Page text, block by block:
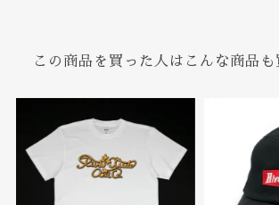
この商品を買った人はこんな商品